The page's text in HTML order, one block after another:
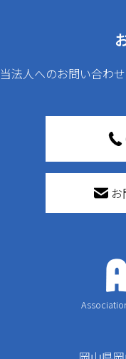
当法人へのお問い合わ
お